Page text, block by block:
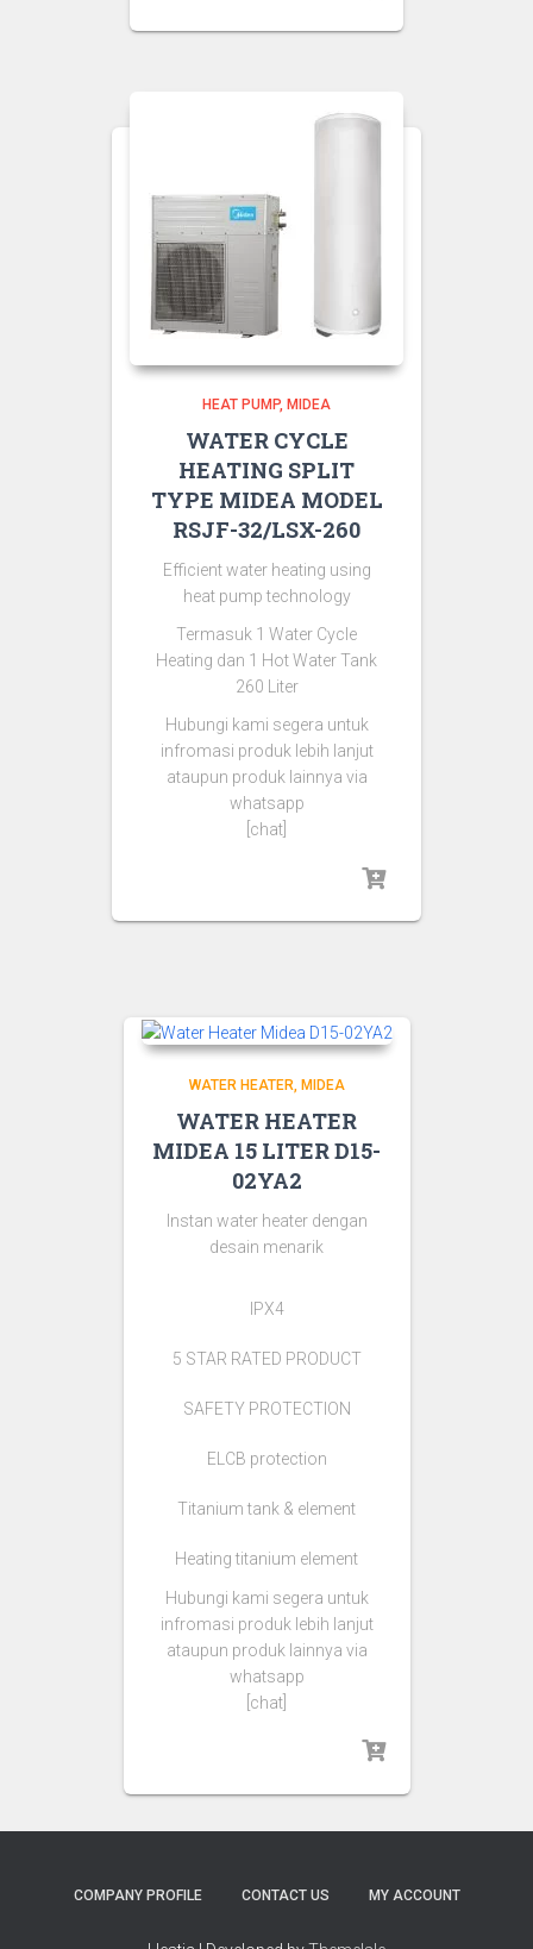
HEAT PUMP MIDEA
WATER CYCLE
HEATING SPLIT
TYPE MIDEA MODEL
RSJF-32/LSX-260
Efficient water heating using
heat pump technology
Termasuk 1 Water Cycle
Heating dan 1 Hot Water Tank
260 Liter
Hubungi kami segera untuk
infromasi produk lebih lanjut
ataupun produk lainnya via
whatsapp
[chat]
WATER HEATER MIDEA
WATER HEATER
MIDEA 15 LITER D15-
02YA2
Instan water heater dengan
desain menarik
IPX4
5 STAR RATED PRODUCT
SAFETY PROTECTION
ELCB protection
Titanium tank & element
Heating titanium element
Hubungi kami segera untuk
infromasi produk lebih lanjut
ataupun produk lainnya via
whatsapp
[chat]
COMPANY PROFILE CONTACT US MY ACCOUNT